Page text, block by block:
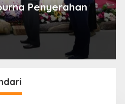
Penyerahan